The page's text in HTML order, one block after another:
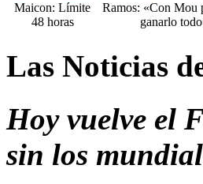
Maicon: Límite
48 horas
Ramos: «Con Mou
ganarlo
Las Noticias
Hoy vuelve el
sin los